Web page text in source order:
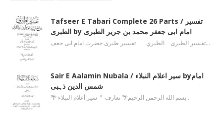
Tafseer E Tabari Complete 26 Parts / تفسیر
الطبری by امام ابی جعفر محمد بن جریر الطبری
تفسیر الطبری الطبري تفسیر طبری حضرت امام ابی جعف…
Sair E Aalamin Nubala / سیر اعلام النبلاء byامام
شمس الدین ذہبی
🌴 بسم الله الرحمن الرحیم🌴 تعارف ’’ سیر أعلام النبلاء…